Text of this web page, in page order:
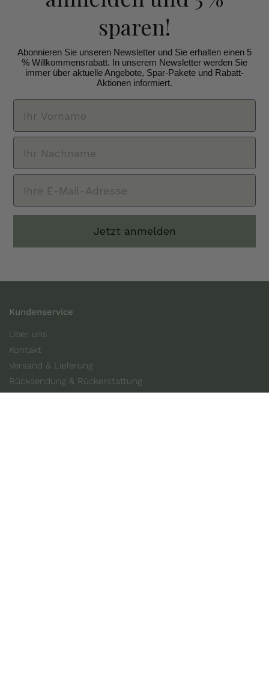
sparen!
Abonnieren Sie unseren Newsletter und Sie erhalten einen 5
% Willkommensrabatt. In unserem Newsletter werden Sie
immer über aktuelle Angebote, Spar-Pakete und Rabatt-
Aktionen informiert.
Jetzt anmelden
Kundenservice
Über uns
Kontakt
Versand & Lieferung
Rücksendung & Rückerstattung